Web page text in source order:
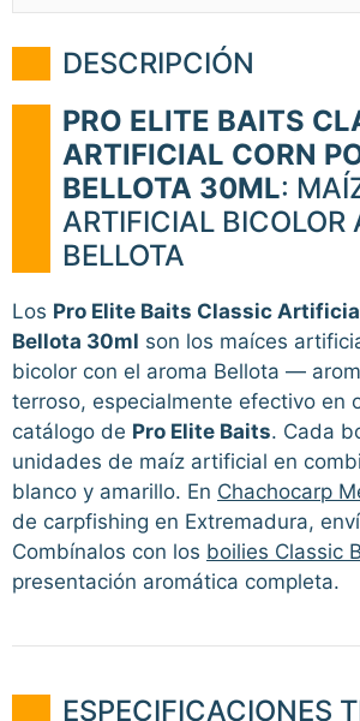
DESCRIPCIÓN
PRO ELITE BAITS
ARTIFICIAL CORN
BELLOTA 30ML:
ARTIFICIAL BICOLOR
BELLOTA
Los Pro Elite Baits Classic
Bellota 30ml son los maíces
bicolor con el aroma Bellota —
terroso, especialmente efectivo en
catálogo de Pro Elite Baits. Cada
unidades de maíz artificial en
blanco y amarillo. En Chachocarp
de carpfishing en Extremadura,
Combínalos con los boilies Classic
presentación aromática completa.
ESPECIFICACIONES